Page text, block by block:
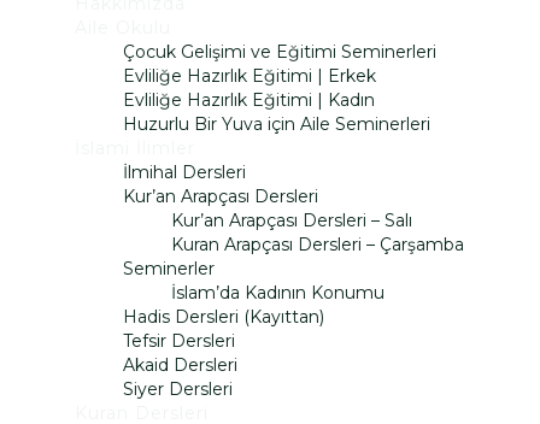
Çocuk Gelişimi ve Eğitimi Seminerleri
Evliliğe Hazırlık Eğitimi | Erkek
Evliliğe Hazırlık Eğitimi | Kadın
Huzurlu Bir Yuva için Aile Seminerleri
İlmihal Dersleri
Kur’an Arapçası Dersleri
Kur’an Arapçası Dersleri – Salı
Kuran Arapçası Dersleri – Çarşamba
Seminerler
İslam’da Kadının Konumu
Hadis Dersleri (Kayıttan)
Tefsir Dersleri
Akaid Dersleri
Siyer Dersleri